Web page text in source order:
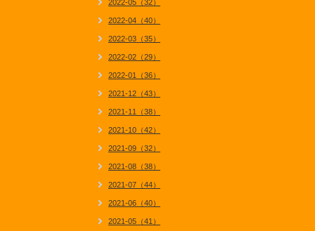
2022-05（32）
2022-04（40）
2022-03（35）
2022-02（29）
2022-01（36）
2021-12（43）
2021-11（38）
2021-10（42）
2021-09（32）
2021-08（38）
2021-07（44）
2021-06（40）
2021-05（41）